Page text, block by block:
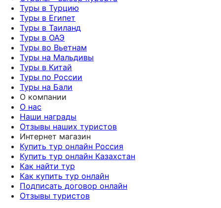
Туры в Турцию
Туры в Египет
Туры в Таиланд
Туры в ОАЭ
Туры во Вьетнам
Туры на Мальдивы
Туры в Китай
Туры по России
Туры на Бали
О компании
О нас
Наши награды
Отзывы наших туристов
Интернет магазин
Купить тур онлайн Россия
Купить тур онлайн Казахстан
Как найти тур
Как купить тур онлайн
Подписать договор онлайн
Отзывы туристов